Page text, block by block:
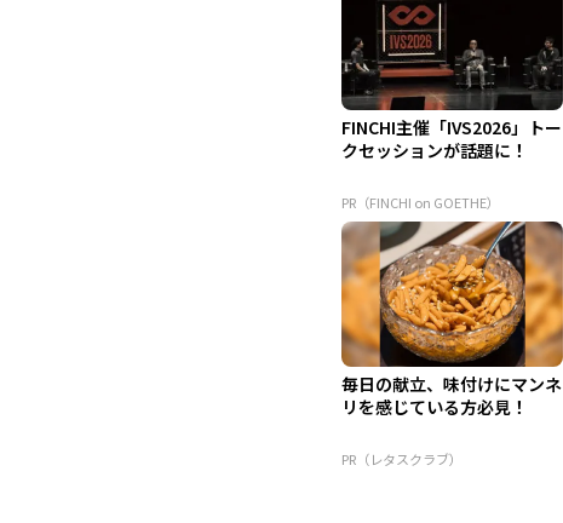
FINCHI主催「IVS2026」トー
クセッションが話題に！
PR（FINCHI on GOETHE）
毎日の献立、味付けにマンネ
リを感じている方必見！
PR（レタスクラブ）